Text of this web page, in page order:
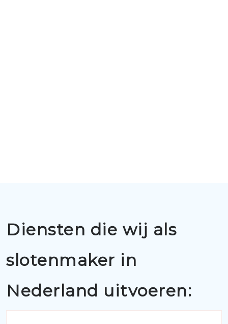
Diensten die wij als
slotenmaker in
Nederland uitvoeren: